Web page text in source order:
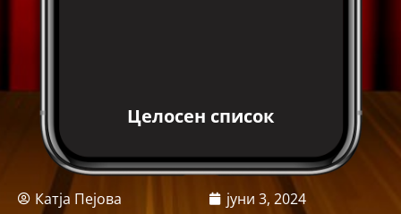
Целосен список
Катја Пејова јуни 3, 2024